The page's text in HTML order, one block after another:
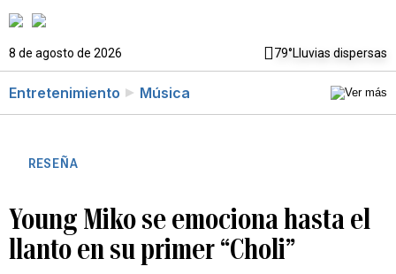
8 de agosto de 2026 79°Lluvias dispersas
Entretenimiento Música
RESEÑA
Young Miko se emociona hasta el
llanto en su primer “Choli”